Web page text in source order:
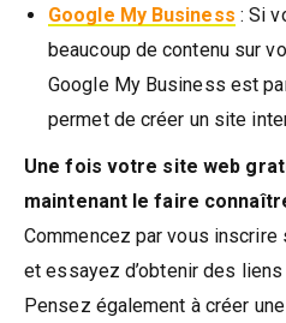
Google My Business : Si
beaucoup de contenu sur
Google My Business est
permet de créer un site
Une fois votre site web
maintenant le faire
Commencez par vous inscrire
et essayez d’obtenir des
Pensez également à créer